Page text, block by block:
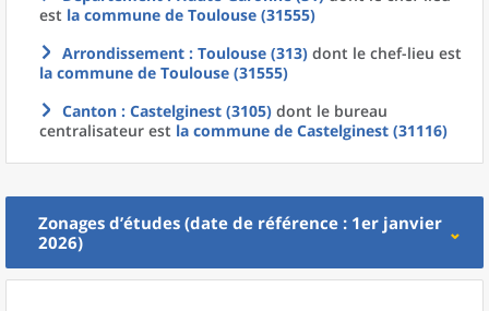
est la commune de Toulouse (31555)
Arrondissement : Toulouse (313) dont le chef-lieu est
la commune de Toulouse (31555)
Canton : Castelginest (3105) dont le bureau
centralisateur est la commune de Castelginest (31116)
Zonages d’études (date de référence : 1er janvier
2026)